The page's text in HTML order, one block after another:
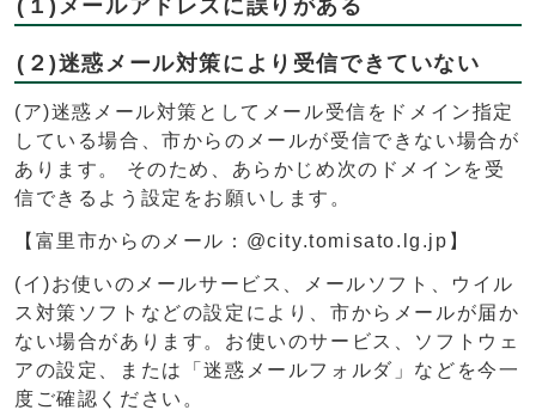
(１)メールアドレスに誤りがある
(２)迷惑メール対策により受信できていない
(ア)迷惑メール対策としてメール受信をドメイン指定
している場合、市からのメールが受信できない場合が
あります。 そのため、あらかじめ次のドメインを受
信できるよう設定をお願いします。
【富里市からのメール：@city.tomisato.lg.jp】
(イ)お使いのメールサービス、メールソフト、ウイル
ス対策ソフトなどの設定により、市からメールが届か
ない場合があります。お使いのサービス、ソフトウェ
アの設定、または「迷惑メールフォルダ」などを今一
度ご確認ください。